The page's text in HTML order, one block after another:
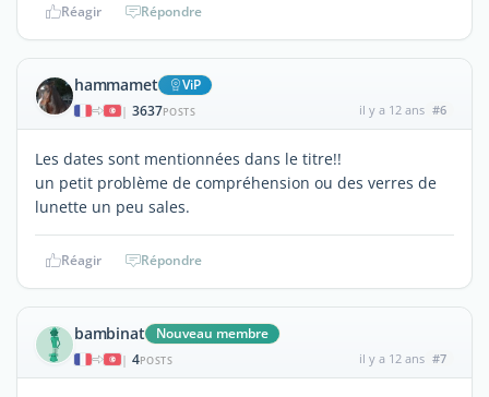
Réagir Répondre
hammamet ViP
| 3637POSTS il y a 12 ans #6
Les dates sont mentionnées dans le titre!!
un petit problème de compréhension ou des verres de
lunette un peu sales.
Réagir Répondre
bambinat Nouveau membre
| 4POSTS il y a 12 ans #7